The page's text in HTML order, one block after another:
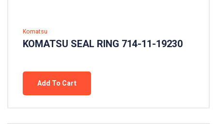
Komatsu
KOMATSU SEAL RING 714-11-19230
Add To Cart